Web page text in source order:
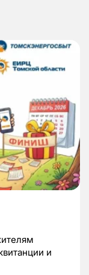
и